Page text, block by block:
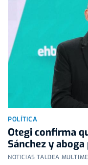
POLÍTICA
Otegi confirma
Sánchez y
NOTICIAS TALDEA